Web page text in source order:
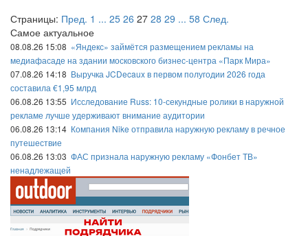
Страницы: Пред. 1 ... 25 26 27 28 29 ... 58 След.
Самое актуальное
08.08.26 15:08 «Яндекс» займётся размещением рекламы на
медиафасаде на здании московского бизнес-центра «Парк Мира»
07.08.26 14:18 Выручка JCDecaux в первом полугодии 2026 года
составила €1,95 млрд
06.08.26 13:55 Исследование Russ: 10-секундные ролики в наружной
рекламе лучше удерживают внимание аудитории
06.08.26 13:14 Компания Nike отправила наружную рекламу в речное
путешествие
06.08.26 13:03 ФАС признала наружную рекламу «Фонбет ТВ»
ненадлежащей